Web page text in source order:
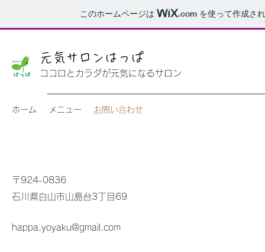
このホームページは .comを使って作成さ
元気サロンはっぱ
ココロとカラダが元気になるサロン
ホーム メニュー お問い合わせ
〒924-0836
石川県白山市山島台3丁目69
happa.yoyaku@gmail.com